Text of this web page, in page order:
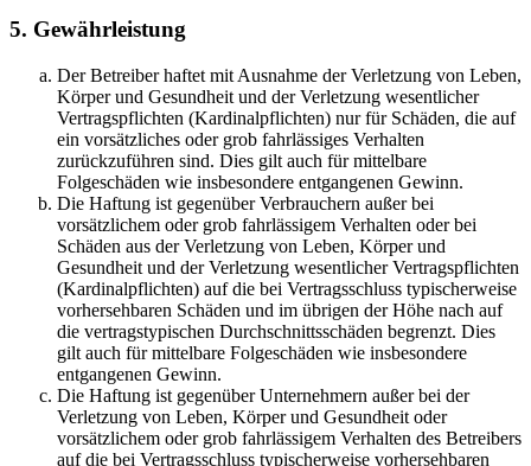
5. Gewährleistung
Der Betreiber haftet mit Ausnahme der Verletzung von Leben,
Körper und Gesundheit und der Verletzung wesentlicher
Vertragspflichten (Kardinalpflichten) nur für Schäden, die auf
ein vorsätzliches oder grob fahrlässiges Verhalten
zurückzuführen sind. Dies gilt auch für mittelbare
Folgeschäden wie insbesondere entgangenen Gewinn.
Die Haftung ist gegenüber Verbrauchern außer bei
vorsätzlichem oder grob fahrlässigem Verhalten oder bei
Schäden aus der Verletzung von Leben, Körper und
Gesundheit und der Verletzung wesentlicher Vertragspflichten
(Kardinalpflichten) auf die bei Vertragsschluss typischerweise
vorhersehbaren Schäden und im übrigen der Höhe nach auf
die vertragstypischen Durchschnittsschäden begrenzt. Dies
gilt auch für mittelbare Folgeschäden wie insbesondere
entgangenen Gewinn.
Die Haftung ist gegenüber Unternehmern außer bei der
Verletzung von Leben, Körper und Gesundheit oder
vorsätzlichem oder grob fahrlässigem Verhalten des Betreibers
auf die bei Vertragsschluss typischerweise vorhersehbaren